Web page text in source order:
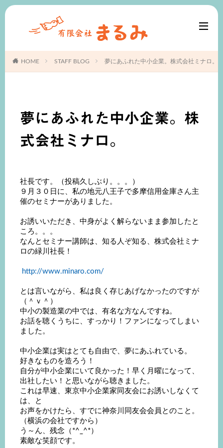
HOME STAFF BLOG 夢にあふれた中小企業。株式会社ミナロ。
夢にあふれた中小企業。株
式会社ミナロ。
社長です。（投稿久しぶり。。。）
９月３０日に、私の地元八王子で多摩信用金庫さん主
催のセミナーがありました。
お誘いいただき、中身がよく解らないまま参加したと
ころ。。。
なんとセミナー講師は、知る人ぞ知る、株式会社ミナ
ロの緑川社長！
http://www.minaro.com/
とは言いながら、私は良く存じあげなかったのですが
（＾ｖ＾）
中小の製造業の中では、有名な方なんですね。
お話を聴くうちに、すっかり！ファンになってしまい
ました。
中小企業は実はとても自由で、夢にあふれている。
好きなものを造ろう！
自分が中小企業にいて良かった！早く月曜になって、
出社したい！と思いながら聴きました。
これは早速、東京中小企業家同友会にお誘いしなくて
は、と
お声をかけたら、すでに神奈川同友会会員とのこと。
（横浜の会社ですから）
う～ん、残念（*^_^*）
素敵な笑顔です。